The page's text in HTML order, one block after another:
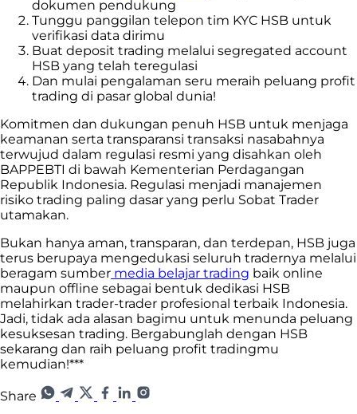
dokumen pendukung
Tunggu panggilan telepon tim KYC HSB untuk
verifikasi data dirimu
Buat deposit trading melalui segregated account
HSB yang telah teregulasi
Dan mulai pengalaman seru meraih peluang profit
trading di pasar global dunia!
Komitmen dan dukungan penuh HSB untuk menjaga
keamanan serta transparansi transaksi nasabahnya
terwujud dalam regulasi resmi yang disahkan oleh
BAPPEBTI di bawah Kementerian Perdagangan
Republik Indonesia. Regulasi menjadi manajemen
risiko trading paling dasar yang perlu Sobat Trader
utamakan.
Bukan hanya aman, transparan, dan terdepan, HSB juga
terus berupaya mengedukasi seluruh tradernya melalui
beragam sumber media belajar trading baik online
maupun offline sebagai bentuk dedikasi HSB
melahirkan trader-trader profesional terbaik Indonesia.
Jadi, tidak ada alasan bagimu untuk menunda peluang
kesuksesan trading. Bergabunglah dengan HSB
sekarang dan raih peluang profit tradingmu
kemudian!***
Share